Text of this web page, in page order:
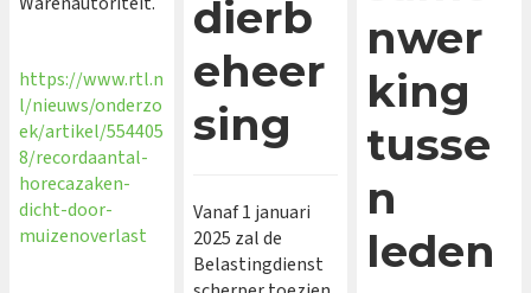
https://www.rtl.n
l/nieuws/onderzo
ek/artikel/554405
8/recordaantal-
horecazaken-
dicht-door-
muizenoverlast
dierb
eheer
sing
Vanaf 1 januari
2025 zal de
Belastingdienst
nwer
king
tusse
n
leden